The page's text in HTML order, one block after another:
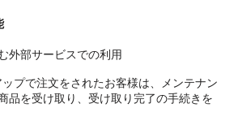
外部サービスでの利用
プで注文をされたお客様は、メンテナン
品を受け取り、受け取り完了の手続きを